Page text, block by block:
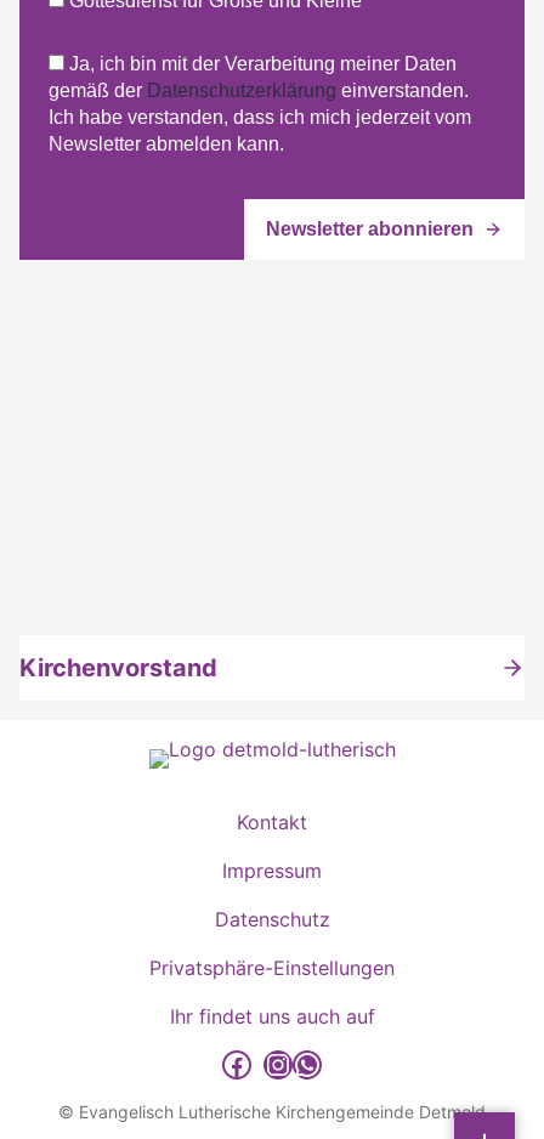
Ja, ich bin mit der Verarbeitung meiner Daten
gemäß der Datenschutzerklärung einverstanden.
Ich habe verstanden, dass ich mich jederzeit vom
Newsletter abmelden kann.
Kirchenvorstand
Kontakt
Impressum
Datenschutz
Privatsphäre-Einstellungen
Ihr findet uns auch auf
detmold-lutherisch auf Facebook
detmold-lutherisch auf Instagram
detmold-lutherisch auf WhatsApp
© Evangelisch Lutherische Kirchengemeinde Detmold